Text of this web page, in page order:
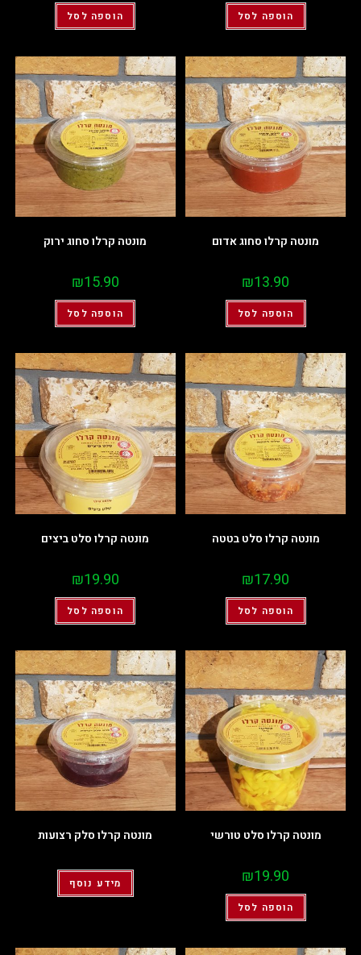
הוספה לסל הוספה לסל
מונטה קרלו סחוג אדום
₪13.90
הוספה לסל
מונטה קרלו סחוג ירוק
₪15.90
הוספה לסל
מונטה קרלו סלט בטטה
₪17.90
הוספה לסל
מונטה קרלו סלט ביצים
₪19.90
הוספה לסל
מונטה קרלו סלט טורשי
₪19.90
הוספה לסל
מונטה קרלו סלק רצועות
מידע נוסף